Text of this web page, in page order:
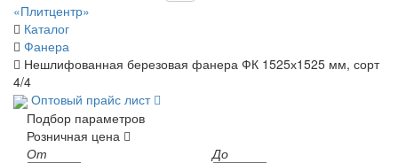
«Плитцентр»
Каталог
Фанера
Нешлифованная березовая фанера ФК 1525х1525 мм, сорт
4/4
Оптовый прайс лист
Подбор параметров
Розничная цена
От
До